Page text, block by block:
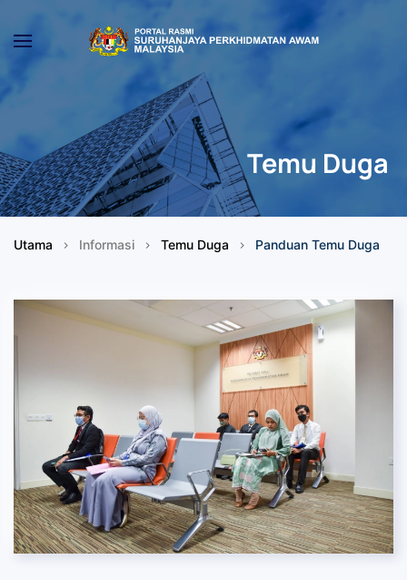
Skip to main content
Temu Duga
Utama Informasi Temu Duga Panduan Temu Duga